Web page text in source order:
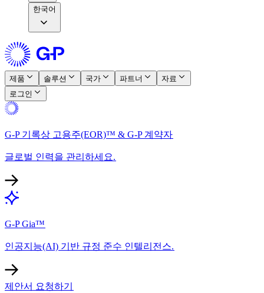
한국어
제품​​ 솔루션​​ 국가​​ 파트너​​
자료​​
로그인​​
G-P 기록상 고용주(EOR)™ & G-P 계약자​​
글로벌 인력을 관리하세요.​​
G-P Gia™​​
인공지능(AI) 기반 규정 준수 인텔리전스.​​
제안서 요청하기​​